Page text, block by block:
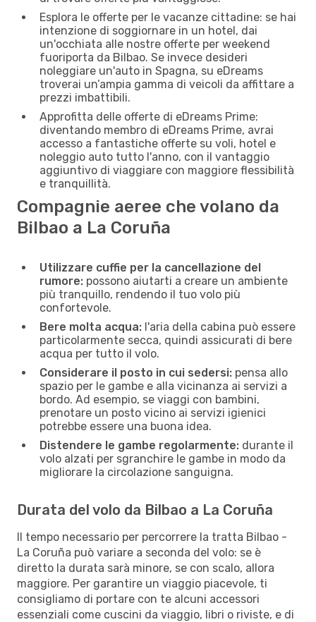
Esplora le offerte per le vacanze cittadine: se hai
intenzione di soggiornare in un hotel, dai
un'occhiata alle nostre offerte per weekend
fuoriporta da Bilbao. Se invece desideri
noleggiare un'auto in Spagna, su eDreams
troverai un’ampia gamma di veicoli da affittare a
prezzi imbattibili.
Approfitta delle offerte di eDreams Prime:
diventando membro di eDreams Prime, avrai
accesso a fantastiche offerte su voli, hotel e
noleggio auto tutto l'anno, con il vantaggio
aggiuntivo di viaggiare con maggiore flessibilità
e tranquillità.
Compagnie aeree che volano da
Bilbao a La Coruña
Utilizzare cuffie per la cancellazione del
rumore: possono aiutarti a creare un ambiente
più tranquillo, rendendo il tuo volo più
confortevole.
Bere molta acqua: l'aria della cabina può essere
particolarmente secca, quindi assicurati di bere
acqua per tutto il volo.
Considerare il posto in cui sedersi: pensa allo
spazio per le gambe e alla vicinanza ai servizi a
bordo. Ad esempio, se viaggi con bambini,
prenotare un posto vicino ai servizi igienici
potrebbe essere una buona idea.
Distendere le gambe regolarmente: durante il
volo alzati per sgranchire le gambe in modo da
migliorare la circolazione sanguigna.
Durata del volo da Bilbao a La Coruña
Il tempo necessario per percorrere la tratta Bilbao -
La Coruña può variare a seconda del volo: se è
diretto la durata sarà minore, se con scalo, allora
maggiore. Per garantire un viaggio piacevole, ti
consigliamo di portare con te alcuni accessori
essenziali come cuscini da viaggio, libri o riviste, e di